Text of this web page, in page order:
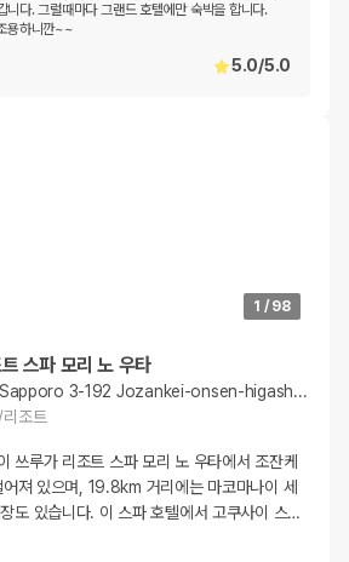
니다. 그럴때마다 그랜드 호텔에만 숙박을 합니다.
용하니깐~~
5.0/5.0
1 / 98
스파 모리 노 우타
3-192 Jozankei-onsen-higashi Minami-ku
조트
쓰루가 리조트 스파 모리 노 우타에서 조잔케
져 있으며, 19.8km 거리에는 마코마나이 세
도 있습니다. 이 스파 호텔에서 고쿠사이 스…